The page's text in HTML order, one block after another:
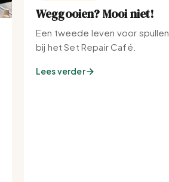
Weggooien? Mooi niet!
Een tweede leven voor spullen
bij het Set Repair Café.
Lees verder